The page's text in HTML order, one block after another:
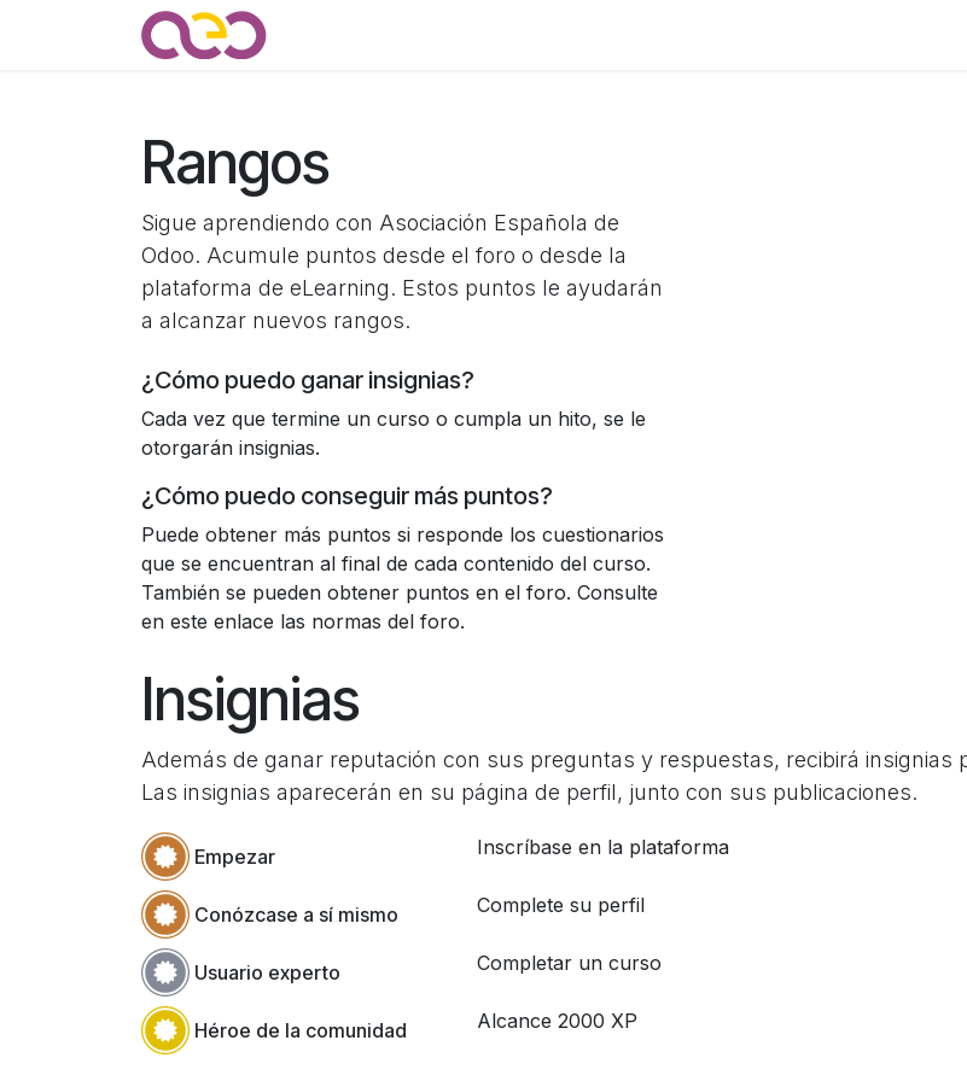
Rangos
Sigue aprendiendo con Asociación Española de
Odoo. Acumule puntos desde el foro o desde la
plataforma de eLearning. Estos puntos le ayudarán
a alcanzar nuevos rangos.
¿Cómo puedo ganar insignias?
Cada vez que termine un curso o cumpla un hito, se le
otorgarán insignias.
¿Cómo puedo conseguir más puntos?
Puede obtener más puntos si responde los cuestionarios
que se encuentran al final de cada contenido del curso.
También se pueden obtener puntos en el foro. Consulte
en este enlace las normas del foro.
Insignias
Además de ganar reputación con sus preguntas y respuestas, recibirá insignias
Las insignias aparecerán en su página de perfil, junto con sus publicaciones.
Empezar Inscríbase en la plataforma
Conózcase a sí mismo Complete su perfil
Usuario experto Completar un curso
Héroe de la comunidad Alcance 2000 XP